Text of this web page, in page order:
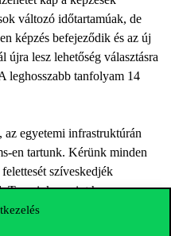
változó időtartamúak, de
képzés befejeződik és az új
újra lesz lehetőség választásra
leghosszabb tanfolyam 14
egyetemi infrastruktúrán
en tartunk. Kérünk minden
szíveskedjék
Terveink szerint hamarosan
a képzések beosztása.